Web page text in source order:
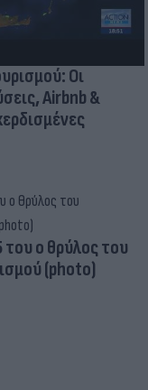
Οι
Airbnb &
ο θρύλος του
(photo)